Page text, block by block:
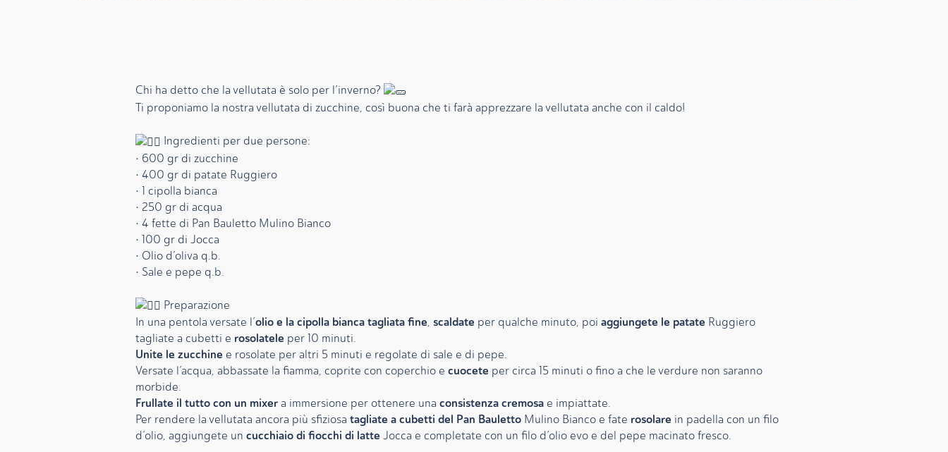
Chi ha detto che la vellutata è solo per l’inverno?
Ti proponiamo la nostra vellutata di zucchine, così buona che ti farà apprezzare la vellutata anche con il caldo!
Ingredienti per due persone:
• 600 gr di zucchine
• 400 gr di patate Ruggiero
• 1 cipolla bianca
• 250 gr di acqua
• 4 fette di Pan Bauletto Mulino Bianco
• 100 gr di Jocca
• Olio d’oliva q.b.
• Sale e pepe q.b.
Preparazione
In una pentola versate l’olio e la cipolla bianca tagliata fine, scaldate per qualche minuto, poi aggiungete le patate Ruggiero
tagliate a cubetti e rosolatele per 10 minuti.
Unite le zucchine e rosolate per altri 5 minuti e regolate di sale e di pepe.
Versate l’acqua, abbassate la fiamma, coprite con coperchio e cuocete per circa 15 minuti o fino a che le verdure non saranno
morbide.
Frullate il tutto con un mixer a immersione per ottenere una consistenza cremosa e impiattate.
Per rendere la vellutata ancora più sfiziosa tagliate a cubetti del Pan Bauletto Mulino Bianco e fate rosolare in padella con un filo
d’olio, aggiungete un cucchiaio di fiocchi di latte Jocca e completate con un filo d’olio evo e del pepe macinato fresco.